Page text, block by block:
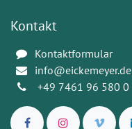
Kontakt
Kontaktformular
info@eickemeyer.de
+49 7461 96 580 0